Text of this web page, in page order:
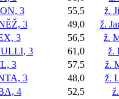
3 55,5
ž.
3 49,0
ž.
3 56,5
ž.
3 61,0
ž.
3 57,5
ž.
3 48,0
ž.
4 52,5